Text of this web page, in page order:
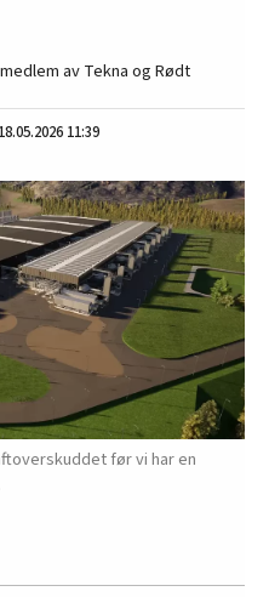
av Tekna og Rødt
18.05.2026 11:39
før vi har en